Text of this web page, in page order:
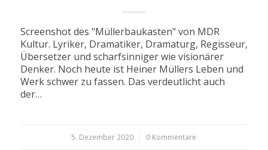
Screenshot des "Müllerbaukasten" von MDR
Kultur. Lyriker, Dramatiker, Dramaturg, Regisseur,
Übersetzer und scharfsinniger wie visionärer
Denker. Noch heute ist Heiner Müllers Leben und
Werk schwer zu fassen. Das verdeutlicht auch
der…
5. Dezember 2020
/ 0 Kommentare